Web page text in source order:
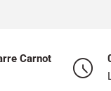
Carnot